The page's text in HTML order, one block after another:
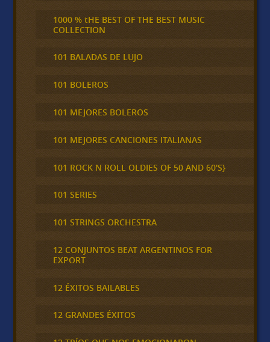
1000 % tHE BEST OF THE BEST MUSIC
COLLECTION
101 BALADAS DE LUJO
101 BOLEROS
101 MEJORES BOLEROS
101 MEJORES CANCIONES ITALIANAS
101 ROCK N ROLL OLDIES OF 50 AND 60'S}
101 SERIES
101 STRINGS ORCHESTRA
12 CONJUNTOS BEAT ARGENTINOS FOR
EXPORT
12 ÉXITOS BAILABLES
12 GRANDES ÉXITOS